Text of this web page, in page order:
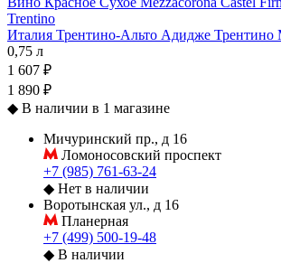
Trentino
Италия Трентино-Альто Адидже Трентино
0,75 л
1 607 ₽
1 890 ₽
◆ В наличии в 1 магазине
Мичуринский пр., д 16
Ломоносовский проспект
+7 (985) 761-63-24
◆ Нет в наличии
Воротынская ул., д 16
Планерная
+7 (499) 500-19-48
◆ В наличии